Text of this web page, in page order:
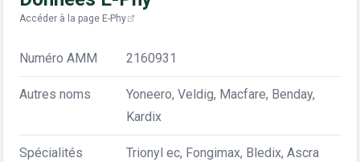
Accéder à la page E-Phy
Numéro AMM 2160931
Autres noms
Yoneero, Veldig, Macfare, Benday,
Kardix
Spécialités
Trionyl ec, Fongimax, Bledix, Ascra